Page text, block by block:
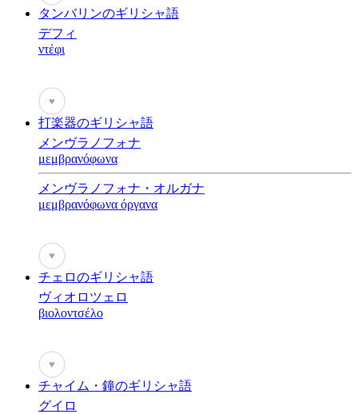
タンバリンのギリシャ語
デフィ
ντέφι
♥
打楽器のギリシャ語
メンヴラノフォナ
μεμβρανόφωνα
メンヴラノフォナ・オルガナ
μεμβρανόφωνα όργανα
♥
チェロのギリシャ語
ヴィオロツェロ
βιολοντσέλο
♥
チャイム・鐘のギリシャ語
グイロ